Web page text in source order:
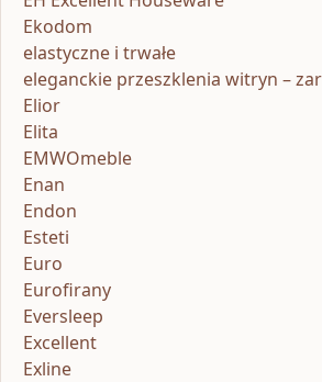
Ekodom
elastyczne i trwałe
eleganckie przeszklenia witryn –
Elior
Elita
EMWOmeble
Enan
Endon
Esteti
Euro
Eurofirany
Eversleep
Excellent
Exline